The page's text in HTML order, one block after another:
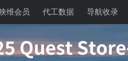
维会员 代工数据 导航收录